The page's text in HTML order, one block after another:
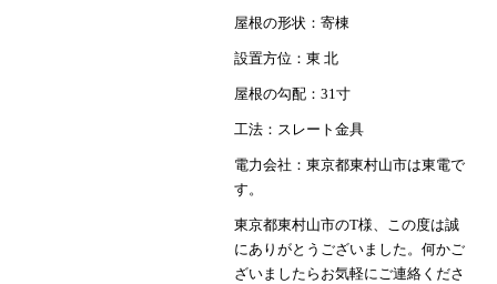
屋根の形状：寄棟
設置方位：東 北
屋根の勾配：31寸
工法：スレート金具
電力会社：東京都東村山市は東電で
す。
東京都東村山市のT様、この度は誠
にありがとうございました。何かご
ざいましたらお気軽にご連絡くださ